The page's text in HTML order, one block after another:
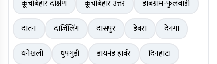
कूचबिहार दक्षिण
कूचबिहार उत्तर
डाबग्राम-फुलबाड़ी
दांतन
दार्जिलिंग दासपुर डेबरा
देगंगा
धनेखली
धुपगुड़ी डायमंड हार्बर
दिनहाटा